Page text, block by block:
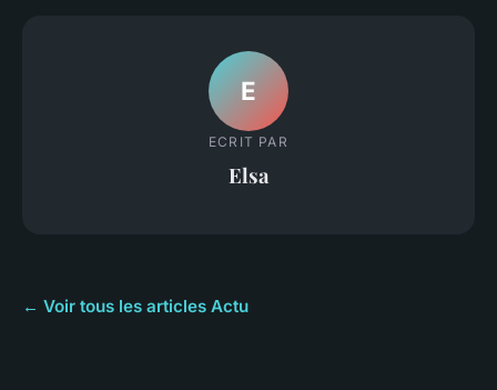
E
ECRIT PAR
Elsa
← Voir tous les articles Actu